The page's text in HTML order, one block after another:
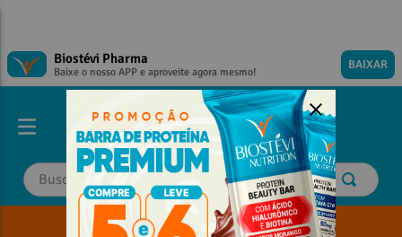
Biostévi Pharma
Baixe o nosso APP e aproveite agora mesmo! BAIXAR
Buscar
Envie sua Receita
TERMOS MAIS BUSCADOS
TERMOS MAIS BUSCADOS